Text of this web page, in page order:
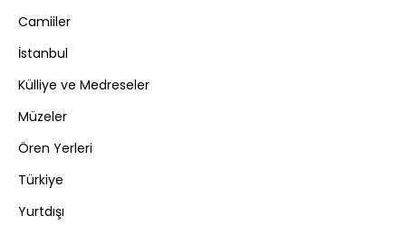
Camiiler
İstanbul
Külliye ve Medreseler
Müzeler
Ören Yerleri
Türkiye
Yurtdışı